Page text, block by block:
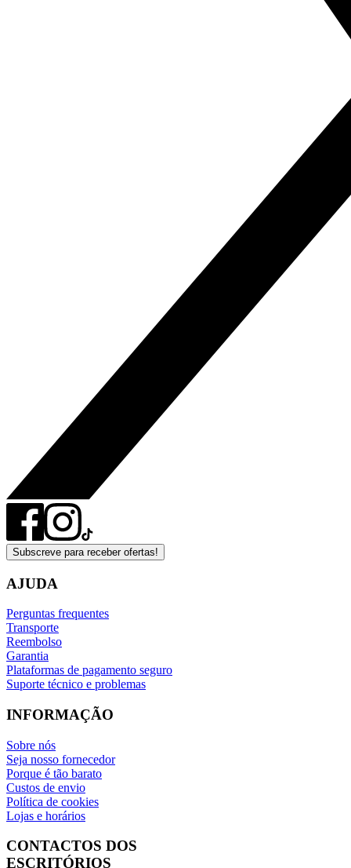
Subscreve para receber ofertas!
AJUDA
Perguntas frequentes
Transporte
Reembolso
Garantia
Plataformas de pagamento seguro
Suporte técnico e problemas
INFORMAÇÃO
Sobre nós
Seja nosso fornecedor
Porque é tão barato
Custos de envio
Política de cookies
Lojas e horários
CONTACTOS DOS
ESCRITÓRIOS